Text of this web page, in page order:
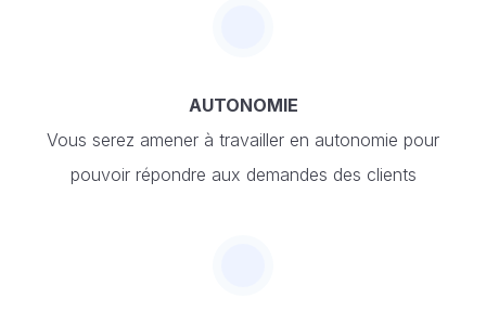
AUTONOMIE
Vous serez amener à travailler en autonomie pour
pouvoir répondre aux demandes des clients